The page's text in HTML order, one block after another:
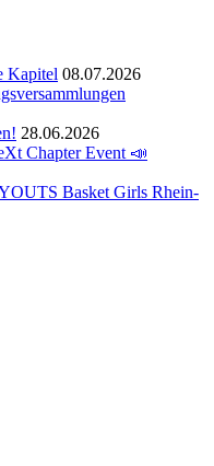
Kapitel 08.07.2026
28.06.2026
Chapter Event 📣
Basket Girls Rhein-